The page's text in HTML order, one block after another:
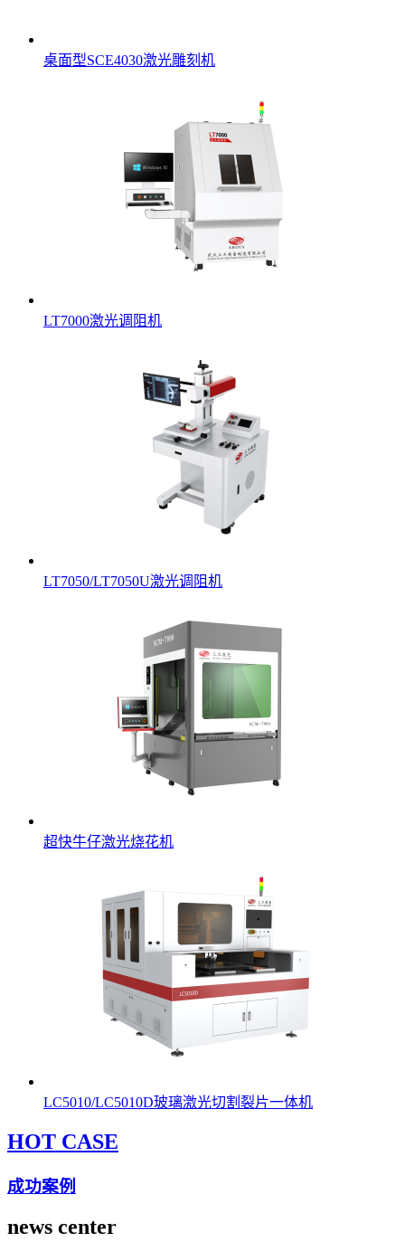
桌面型SCE4030激光雕刻机
LT7000激光调阻机
LT7050/LT7050U激光调阻机
超快牛仔激光烧花机
LC5010/LC5010D玻璃激光切割裂片一体机
HOT CASE
成功案例
news center